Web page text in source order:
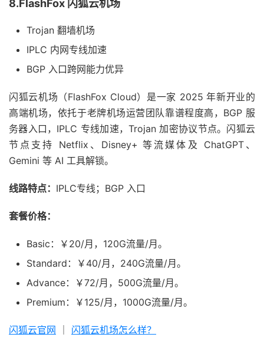
8.FlashFox 闪狐云机场
Trojan 翻墙机场
IPLC 内网专线加速
BGP 入口跨网能力优异
闪狐云机场（FlashFox Cloud）是一家 2025 年新开业的
高端机场，依托于老牌机场运营团队靠谱程度高，BGP 服
务器入口，IPLC 专线加速，Trojan 加密协议节点。闪狐云
节点支持 Netflix、Disney+ 等流媒体及 ChatGPT、
Gemini 等 AI 工具解锁。
线路特点： IPLC专线；BGP 入口
套餐价格：
Basic：￥20/月，120G流量/月。
Standard：￥40/月，240G流量/月。
Advance：￥72/月，500G流量/月。
Premium：￥125/月，1000G流量/月。
闪狐云官网 闪狐云机场怎么样？